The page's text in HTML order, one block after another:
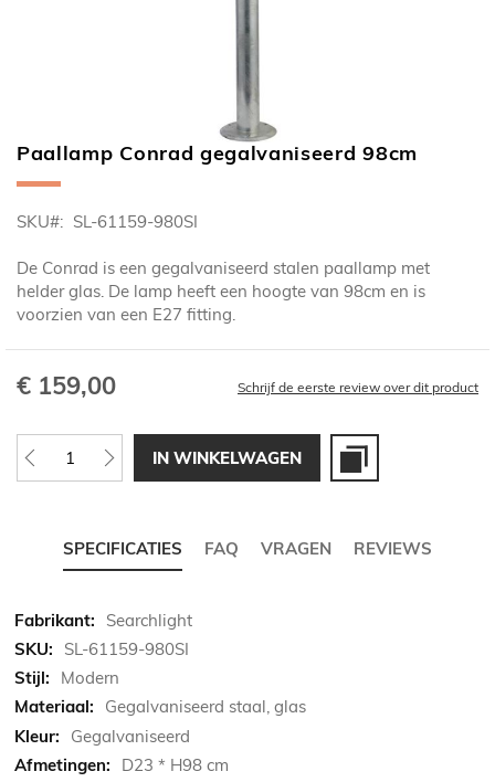
Ga
naar
begin
de
afbeeldingen-
gallerij
Paallamp Conrad gegalvaniseerd 98cm
SKU SL-61159-980SI
De Conrad is een gegalvaniseerd stalen paallamp met
helder glas. De lamp heeft een hoogte van 98cm en is
voorzien van een E27 fitting.
€ 159,00 Schrijf de eerste review over dit product
IN WINKELWAGEN
SPECIFICATIES FAQ VRAGEN REVIEWS
Meer
informatie
Searchlight
SL-61159-980SI
Modern
Gegalvaniseerd staal, glas
Gegalvaniseerd
D23 * H98 cm